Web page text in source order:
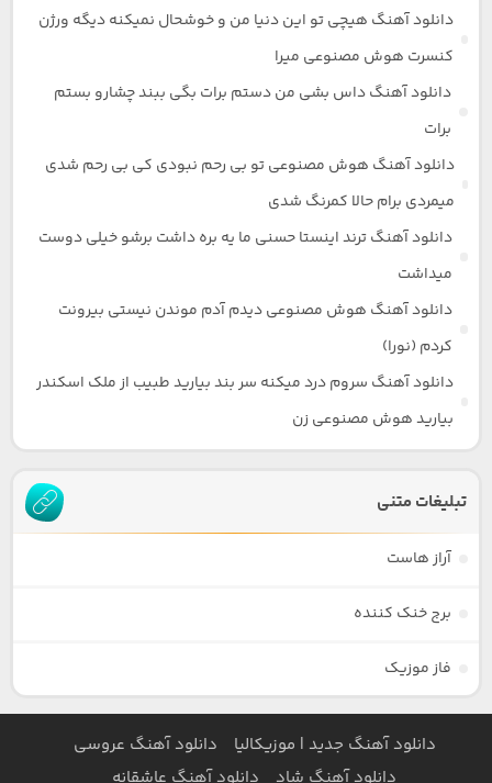
دانلود آهنگ هیچی تو این دنیا من و خوشحال نمیکنه دیگه ورژن
کنسرت هوش مصنوعی میرا
دانلود آهنگ داس بشی من دستم برات بگی ببند چشارو بستم
برات
دانلود آهنگ هوش مصنوعی تو بی رحم نبودی کی بی رحم شدی
میمردی برام حالا کمرنگ شدی
دانلود آهنگ ترند اینستا حسنی ما یه بره داشت برشو خیلی دوست
میداشت
دانلود آهنگ هوش مصنوعی دیدم آدم موندن نیستی بیرونت
کردم (نورا)
دانلود آهنگ سروم درد میکنه سر بند بیارید طبیب از ملک اسکندر
بیارید هوش مصنوعی زن
تبلیغات متنی
آراز هاست
برج خنک کننده
فاز موزیک
دانلود آهنگ جدید | موزیکالیا
دانلود آهنگ عروسی